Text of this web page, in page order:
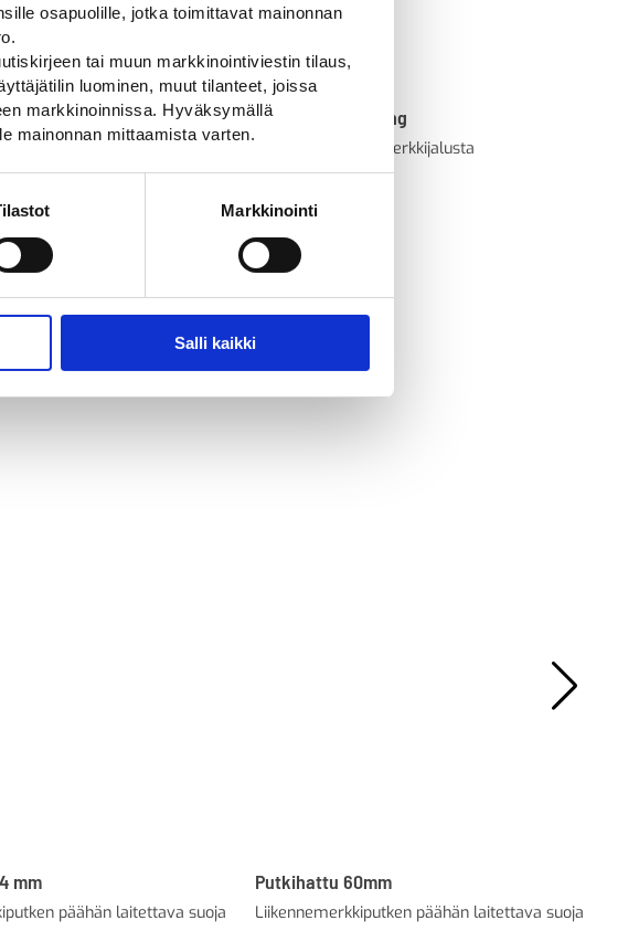
osapuolille, jotka toimittavat mainonnan
tai muun markkinointiviestin tilaus,
luominen, muut tilanteet, joissa
markkinoinnissa. Hyväksymällä
mainonnan mittaamista varten.
Markkinointi
Salli kaikki
mm L-malli
nopeaan
Jousijalusta Spring
Joustava liikennemerkkijalusta
235,00€
mm
päähän laitettava suoja
Putkihattu 60mm
Liikennemerkkiputken päähän laitettava suoja